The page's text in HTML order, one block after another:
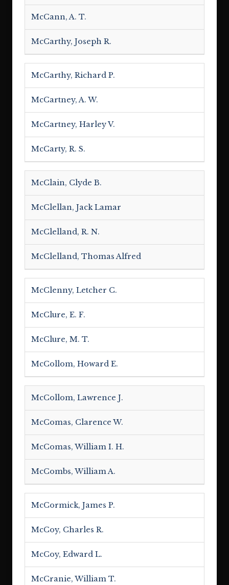
McCann, A. T.
McCarthy, Joseph R.
McCarthy, Richard P.
McCartney, A. W.
McCartney, Harley V.
McCarty, R. S.
McClain, Clyde B.
McClellan, Jack Lamar
McClelland, R. N.
McClelland, Thomas Alfred
McClenny, Letcher C.
McClure, E. F.
McClure, M. T.
McCollom, Howard E.
McCollom, Lawrence J.
McComas, Clarence W.
McComas, William I. H.
McCombs, William A.
McCormick, James P.
McCoy, Charles R.
McCoy, Edward L.
McCranie, William T.